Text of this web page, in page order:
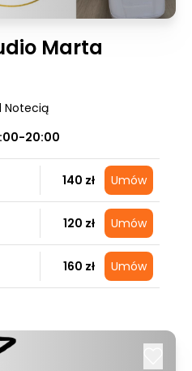
Marta
Notecią
20:00
140 zł Umów
120 zł Umów
160 zł Umów